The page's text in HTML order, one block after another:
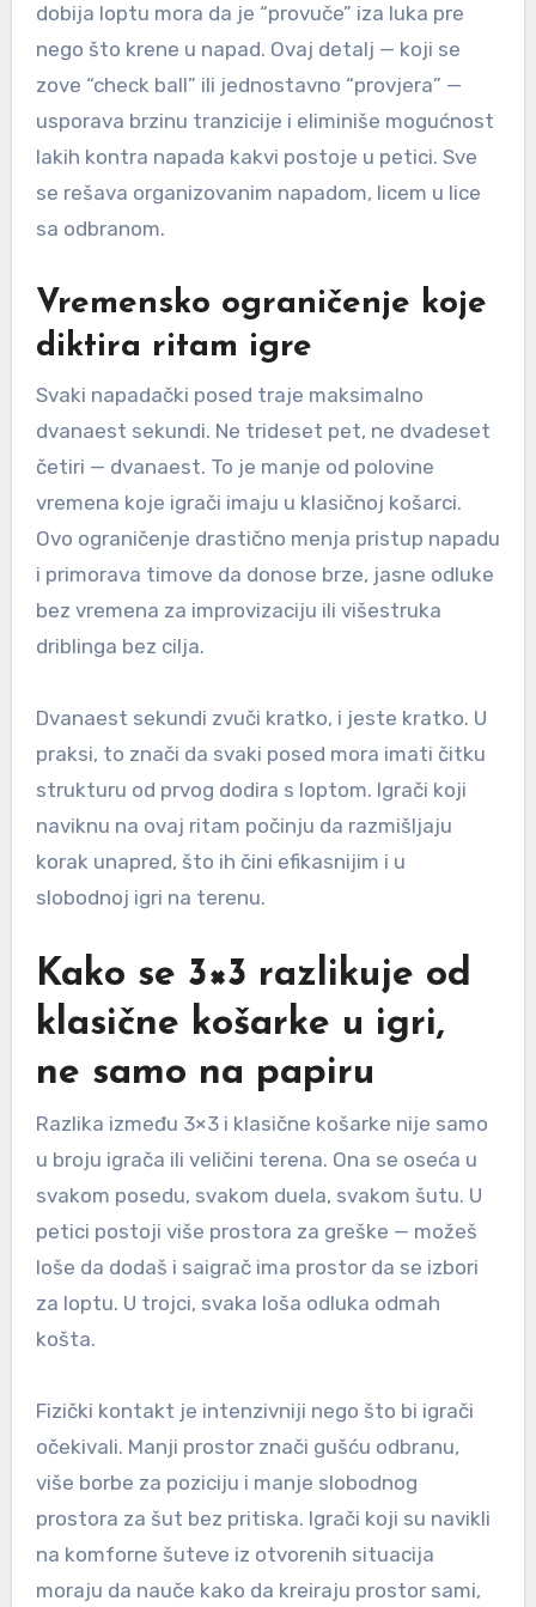
dobija loptu mora da je “provuče” iza luka pre
nego što krene u napad. Ovaj detalj — koji se
zove “check ball” ili jednostavno “provjera” —
usporava brzinu tranzicije i eliminiše mogućnost
lakih kontra napada kakvi postoje u petici. Sve
se rešava organizovanim napadom, licem u lice
sa odbranom.
Vremensko ograničenje koje
diktira ritam igre
Svaki napadački posed traje maksimalno
dvanaest sekundi. Ne trideset pet, ne dvadeset
četiri — dvanaest. To je manje od polovine
vremena koje igrači imaju u klasičnoj košarci.
Ovo ograničenje drastično menja pristup napadu
i primorava timove da donose brze, jasne odluke
bez vremena za improvizaciju ili višestruka
driblinga bez cilja.
Dvanaest sekundi zvuči kratko, i jeste kratko. U
praksi, to znači da svaki posed mora imati čitku
strukturu od prvog dodira s loptom. Igrači koji
naviknu na ovaj ritam počinju da razmišljaju
korak unapred, što ih čini efikasnijim i u
slobodnoj igri na terenu.
Kako se 3×3 razlikuje od
klasične košarke u igri,
ne samo na papiru
Razlika između 3×3 i klasične košarke nije samo
u broju igrača ili veličini terena. Ona se oseća u
svakom posedu, svakom duela, svakom šutu. U
petici postoji više prostora za greške — možeš
loše da dodaš i saigrač ima prostor da se izbori
za loptu. U trojci, svaka loša odluka odmah
košta.
Fizički kontakt je intenzivniji nego što bi igrači
očekivali. Manji prostor znači gušću odbranu,
više borbe za poziciju i manje slobodnog
prostora za šut bez pritiska. Igrači koji su navikli
na komforne šuteve iz otvorenih situacija
moraju da nauče kako da kreiraju prostor sami,